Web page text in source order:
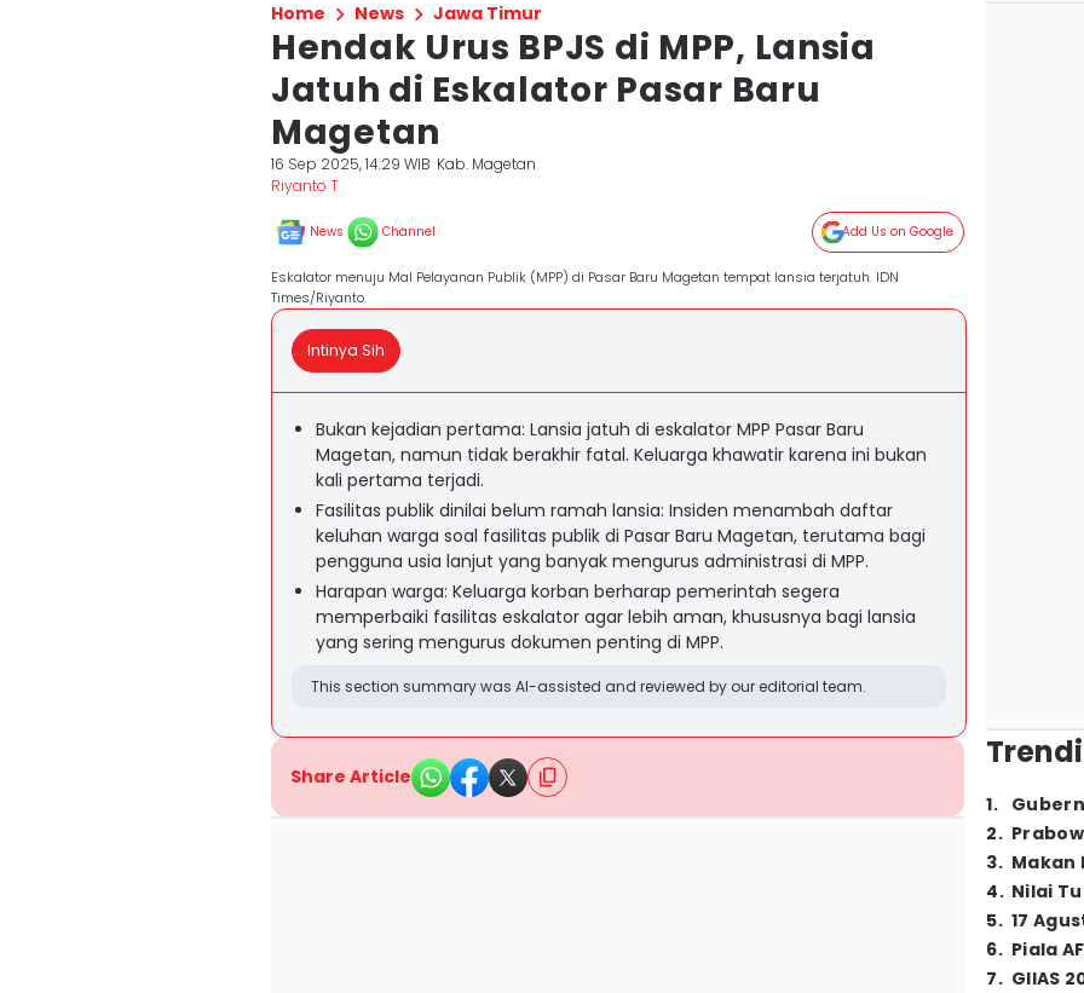
Home News Jawa Timur
Hendak Urus BPJS di MPP, Lansia
Jatuh di Eskalator Pasar Baru
Magetan
16 Sep 2025, 14:29 WIB Kab. Magetan
Riyanto T
News Channel Add Us on Google
Eskalator menuju Mal Pelayanan Publik (MPP) di Pasar Baru Magetan tempat lansia terjatuh. IDN
Times/Riyanto.
Intinya Sih
Bukan kejadian pertama: Lansia jatuh di eskalator MPP Pasar Baru
Magetan, namun tidak berakhir fatal. Keluarga khawatir karena ini bukan
kali pertama terjadi.
Fasilitas publik dinilai belum ramah lansia: Insiden menambah daftar
keluhan warga soal fasilitas publik di Pasar Baru Magetan, terutama bagi
pengguna usia lanjut yang banyak mengurus administrasi di MPP.
Harapan warga: Keluarga korban berharap pemerintah segera
memperbaiki fasilitas eskalator agar lebih aman, khususnya bagi lansia
yang sering mengurus dokumen penting di MPP.
This section summary was AI-assisted and reviewed by our editorial team.
Share Article
1.
2.
3. Makan
4. Nilai
5. 17
6. Piala
7. GIIAS